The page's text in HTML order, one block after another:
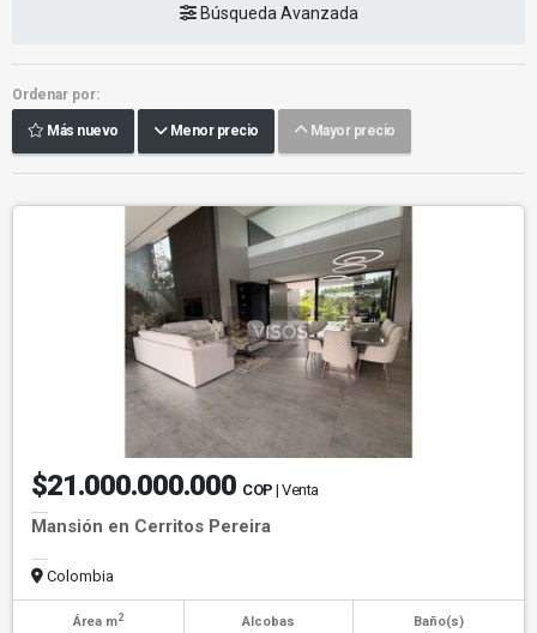
Búsqueda Avanzada
Ordenar por:
Más nuevo Menor precio Mayor precio
$21.000.000.000 COP | Venta
Mansión en Cerritos Pereira
Colombia
Área m2 Alcobas Baño(s)